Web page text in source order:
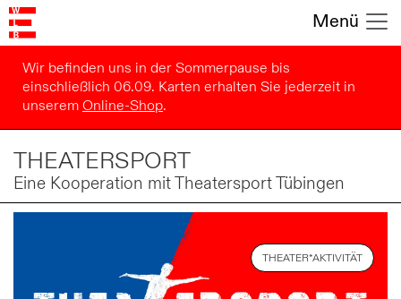
Menü
Wir befinden uns in der Sommerpause bis
einschließlich 06.09. Karten erhalten Sie jederzeit in
unseremOnline-Shop.
THEATERSPORT
Eine Kooperation mit Theatersport Tübingen
THEATER*AKTIVITÄT